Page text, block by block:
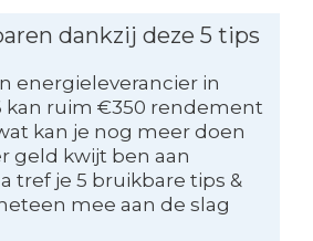
dankzij deze 5 tips
energieleverancier in
kan ruim €350 rendement
kan je nog meer doen
geld kwijt ben aan
tref je 5 bruikbare tips &
mee aan de slag